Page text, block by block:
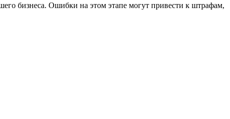
бизнеса. Ошибки на этом этапе могут привести к штрафам,